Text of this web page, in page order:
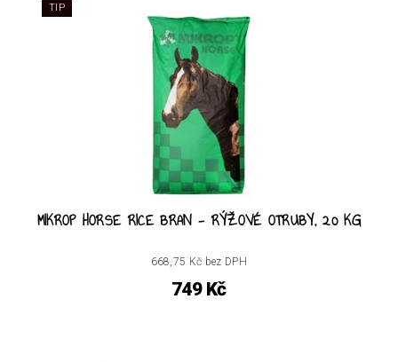
TIP
MIKROP HORSE RICE BRAN - RÝŽOVÉ OTRUBY, 20 KG
668,75 Kč bez DPH
749 Kč